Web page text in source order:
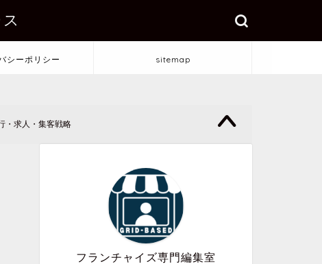
シーポリシー sitemap
・求人・集客戦略
フランチャイズ専門編集室